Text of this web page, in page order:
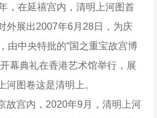
，在延禧宫内，清明上河图首
外展出2007年6月28日，为庆
由中央特批的“国之重宝故宫博
幕典礼在香港艺术馆举行，展
河图卷这是清明上。
故宫内，2020年9月，清明上河